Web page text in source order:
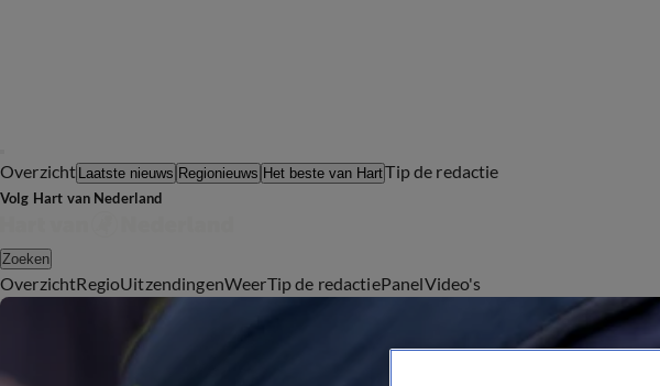
Overzicht Laatste nieuws Regionieuws Het beste van HartTip de redactie
Volg Hart van Nederland
Zoeken
OverzichtRegioUitzendingenWeerTip de redactiePanelVideo's